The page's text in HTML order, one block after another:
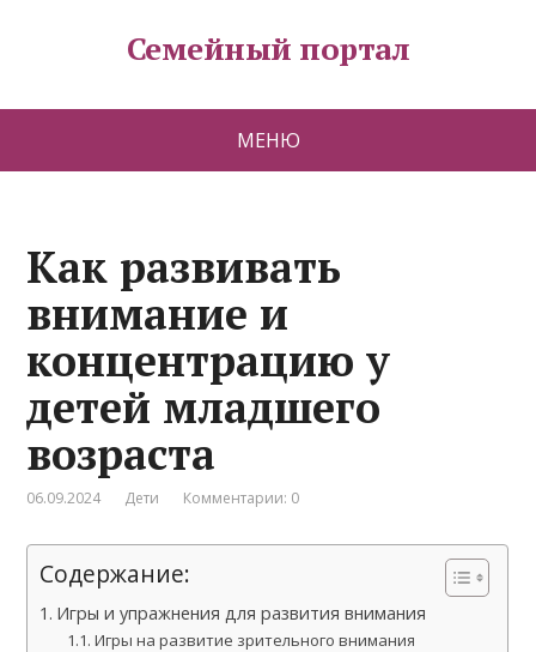
Семейный портал
МЕНЮ
Как развивать
внимание и
концентрацию у
детей младшего
возраста
06.09.2024 Дети Комментарии: 0
Содержание:
Игры и упражнения для развития внимания
Игры на развитие зрительного внимания